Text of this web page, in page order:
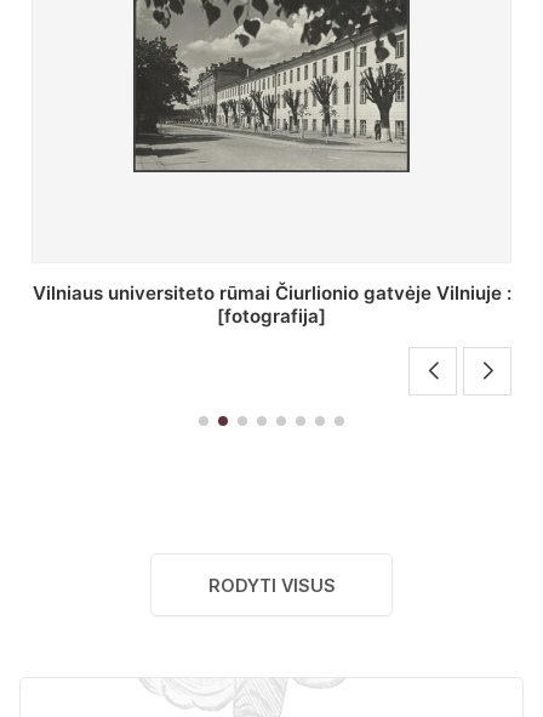
St. Batoro universiteto J. Pilsudskio kolegija :
[fotografija]
RODYTI VISUS